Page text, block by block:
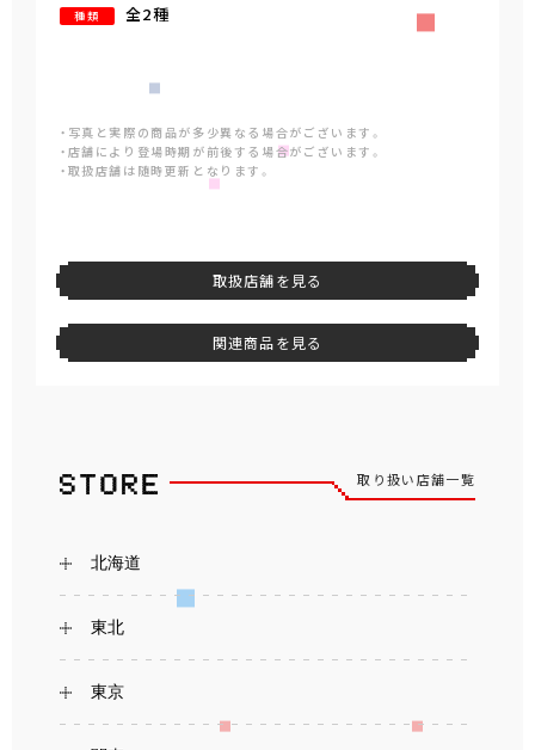
種類 全2種
・写真と実際の商品が多少異なる場合がございます。
・店舗により登場時期が前後する場合がございます。
・取扱店舗は随時更新となります。
取扱店舗を見る
関連商品を見る
取り扱い店舗一覧
北海道
東北
東京